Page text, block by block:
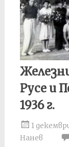
Русе и
1936 г.
1
Нанев